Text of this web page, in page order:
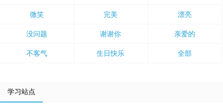
微笑 完美 漂亮
没问题 谢谢你 亲爱的
不客气 生日快乐 全部
学习站点